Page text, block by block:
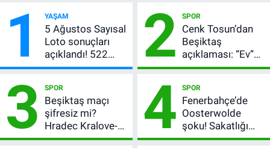
1 YAŞAM
5 Ağustos Sayısal
Loto sonuçları
açıklandı! 522
milyon TL devretti
2 SPOR
Cenk Tosun’dan
Beşiktaş
açıklaması: “Ev”
dedi, asıl mesajı
verdi
3 SPOR
Beşiktaş maçı
şifresiz mi?
Hradec Kralove-
Beşiktaş hangi
4 SPOR
Fenerbahçe’de
Oosterwolde
şoku! Sakatlığı
ciddi mi, kaç hafta